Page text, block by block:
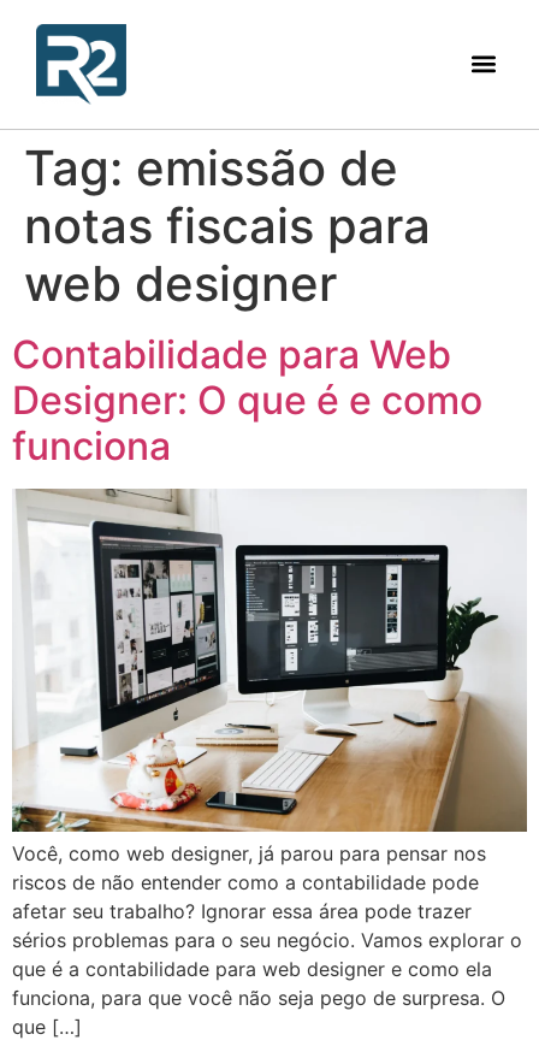
Tag: emissão de
notas fiscais para
web designer
Contabilidade para Web
Designer: O que é e como
funciona
Você, como web designer, já parou para pensar nos
riscos de não entender como a contabilidade pode
afetar seu trabalho? Ignorar essa área pode trazer
sérios problemas para o seu negócio. Vamos explorar o
que é a contabilidade para web designer e como ela
funciona, para que você não seja pego de surpresa. O
que […]